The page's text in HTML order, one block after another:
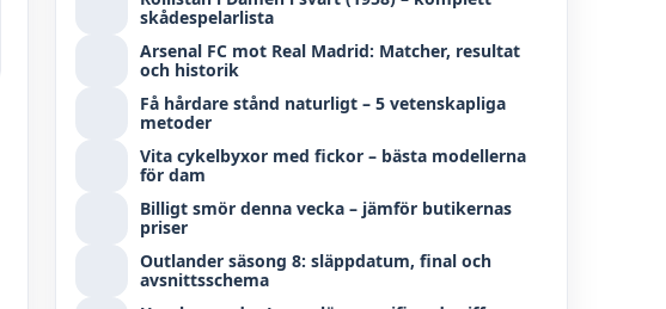
skådespelarlista
Arsenal FC mot Real Madrid: Matcher, resultat
och historik
Få hårdare stånd naturligt – 5 vetenskapliga
metoder
Vita cykelbyxor med fickor – bästa modellerna
för dam
Billigt smör denna vecka – jämför butikernas
priser
Outlander säsong 8: släppdatum, final och
avsnittsschema